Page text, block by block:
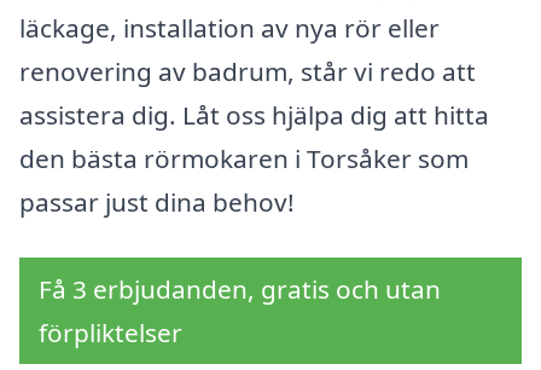
läckage, installation av nya rör eller
renovering av badrum, står vi redo att
assistera dig. Låt oss hjälpa dig att hitta
den bästa rörmokaren i Torsåker som
passar just dina behov!
Få 3 erbjudanden, gratis och utan
förpliktelser